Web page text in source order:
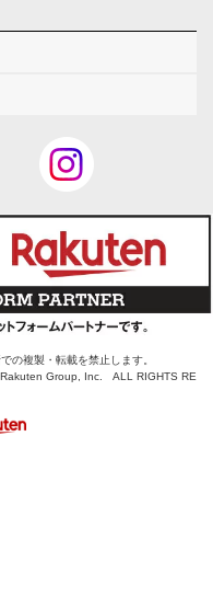
の複製・転載を禁止します。
Group, Inc. ALL RIGHTS RE